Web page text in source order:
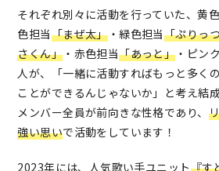
それぞれ別々に活動を行っていた、黄
色担当「まぜ太」・緑色担当「ぷりっ
さくん」 ・赤色担当「あっと」 ・ピン
人が、「一緒に活動すればもっと多く
ことができるんじゃないか」と考え結
メンバー全員が前向きな性格であり、
強い思いで活動をしています！
2023年には、人気歌い手ユニット『す